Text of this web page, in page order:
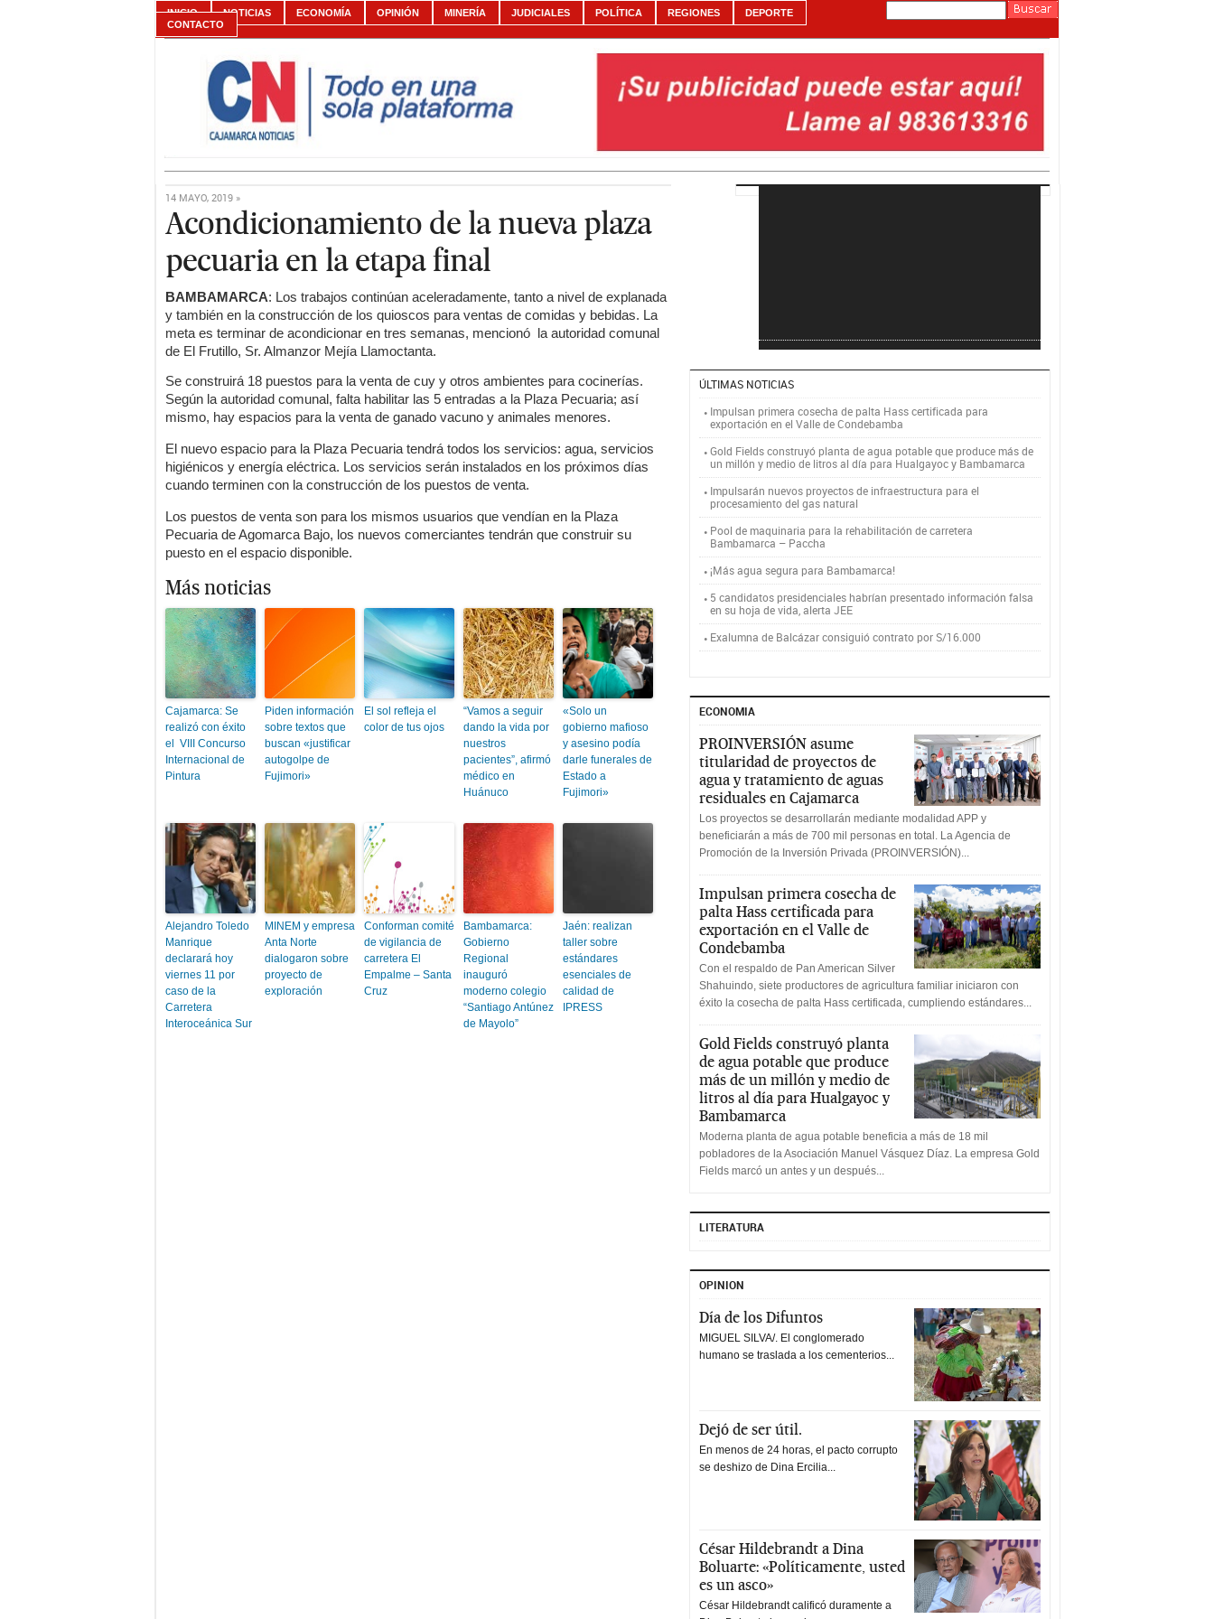
INICIO NOTICIAS ECONOMÍA OPINIÓN MINERÍA JUDICIALES POLÍTICA REGIONES
DEPORTE
CONTACTO
14 MAYO, 2019 »
Acondicionamiento de la nueva plaza
pecuaria en la etapa final
BAMBAMARCA: Los trabajos continúan aceleradamente, tanto a nivel de explanada
y también en la construcción de los quioscos para ventas de comidas y bebidas. La
meta es terminar de acondicionar en tres semanas, mencionó la autoridad comunal
de El Frutillo, Sr. Almanzor Mejía Llamoctanta.
Se construirá 18 puestos para la venta de cuy y otros ambientes para cocinerías.
Según la autoridad comunal, falta habilitar las 5 entradas a la Plaza Pecuaria; así
mismo, hay espacios para la venta de ganado vacuno y animales menores.
El nuevo espacio para la Plaza Pecuaria tendrá todos los servicios: agua, servicios
higiénicos y energía eléctrica. Los servicios serán instalados en los próximos días
cuando terminen con la construcción de los puestos de venta.
Los puestos de venta son para los mismos usuarios que vendían en la Plaza
Pecuaria de Agomarca Bajo, los nuevos comerciantes tendrán que construir su
puesto en el espacio disponible.
Más noticias
Cajamarca: Se
realizó con éxito
el VIII Concurso
Internacional de
Pintura
Piden información
sobre textos que
buscan «justificar
autogolpe de
Fujimori»
El sol refleja el
color de tus ojos
“Vamos a seguir
dando la vida por
nuestros
pacientes”, afirmó
médico en
Huánuco
«Solo un
gobierno mafioso
y asesino podía
darle funerales de
Estado a
Fujimori»
Alejandro Toledo
Manrique
declarará hoy
viernes 11 por
caso de la
Carretera
Interoceánica Sur
MINEM y empresa
Anta Norte
dialogaron sobre
proyecto de
exploración
Conforman comité
de vigilancia de
carretera El
Empalme – Santa
Cruz
Bambamarca:
Gobierno
Regional
inauguró
moderno colegio
“Santiago Antúnez
de Mayolo”
Jaén: realizan
taller sobre
estándares
esenciales de
calidad de
IPRESS
ÚLTIMAS NOTICIAS
Impulsan primera cosecha de palta Hass certificada para
exportación en el Valle de Condebamba
Gold Fields construyó planta de agua potable que produce más de
un millón y medio de litros al día para Hualgayoc y Bambamarca
Impulsarán nuevos proyectos de infraestructura para el
procesamiento del gas natural
Pool de maquinaria para la rehabilitación de carretera
Bambamarca – Paccha
¡Más agua segura para Bambamarca!
5 candidatos presidenciales habrían presentado información falsa
en su hoja de vida, alerta JEE
Exalumna de Balcázar consiguió contrato por S/16.000
ECONOMIA
PROINVERSIÓN asume
titularidad de proyectos de
agua y tratamiento de aguas
residuales en Cajamarca
Los proyectos se desarrollarán mediante modalidad APP y
beneficiarán a más de 700 mil personas en total. La Agencia de
Promoción de la Inversión Privada (PROINVERSIÓN)...
Impulsan primera cosecha de
palta Hass certificada para
exportación en el Valle de
Condebamba
Con el respaldo de Pan American Silver
Shahuindo, siete productores de agricultura familiar iniciaron con
éxito la cosecha de palta Hass certificada, cumpliendo estándares...
Gold Fields construyó planta
de agua potable que produce
más de un millón y medio de
litros al día para Hualgayoc y
Bambamarca
Moderna planta de agua potable beneficia a más de 18 mil
pobladores de la Asociación Manuel Vásquez Díaz. La empresa Gold
Fields marcó un antes y un después...
LITERATURA
OPINION
Día de los Difuntos
MIGUEL SILVA/. El conglomerado
humano se traslada a los cementerios...
Dejó de ser útil.
En menos de 24 horas, el pacto corrupto
se deshizo de Dina Ercilia...
César Hildebrandt a Dina
Boluarte: «Políticamente, usted
es un asco»
César Hildebrandt calificó duramente a